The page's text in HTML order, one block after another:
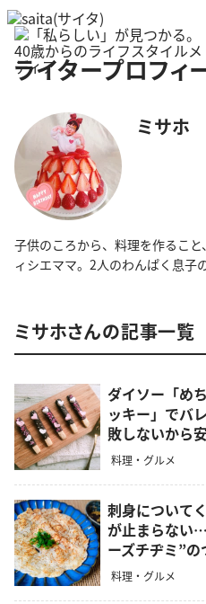
ライタープロフィ
ミサホ
子供のころから、料理を作るこ
ィシエママ。2人のわんぱく息子
ミサホさんの記事一覧
ダイソー「め
ッキー」でバ
敗しないから
料理・グルメ
刺身について
が止まらない
ーズチヂミ”
料理・グルメ